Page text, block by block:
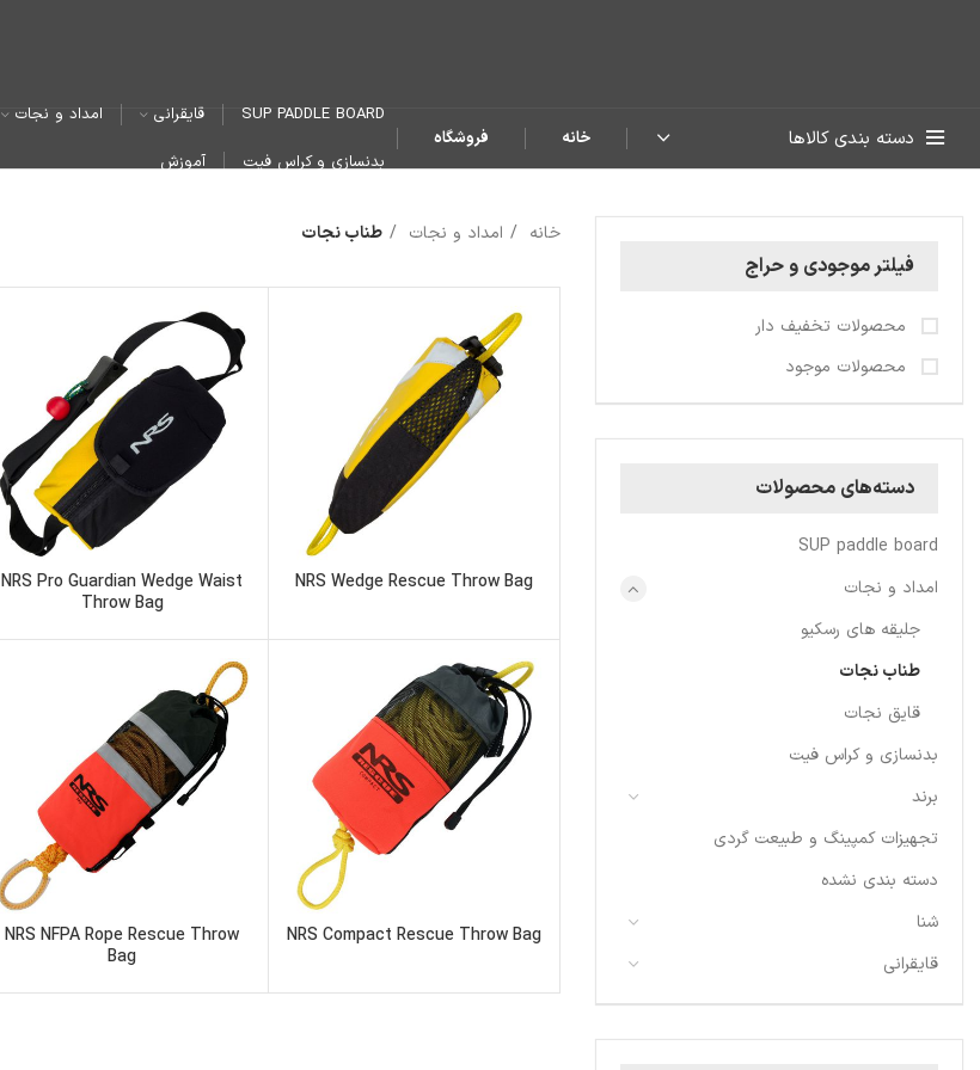
دسته بندی کالاها خانه فروشگاه
SUP PADDLE BOARD قایقرانی امداد و نجات
بدنسازی و کراس فیت
آموزش
فیلتر موجودی و حراج
محصولات تخفیف دار
محصولات موجود
دسته‌های محصولات
SUP paddle board
امداد و نجات
جلیقه های رسکیو
طناب نجات
قایق نجات
بدنسازی و کراس فیت
برند
تجهیزات کمپینگ و طبیعت گردی
دسته بندی نشده
شنا
قایقرانی
خانه امداد و نجات طناب نجات
NRS Wedge Rescue Throw Bag
NRS Pro Guardian Wedge Waist
Throw Bag
NRS Compact Rescue Throw Bag
NRS NFPA Rope Rescue Throw
Bag